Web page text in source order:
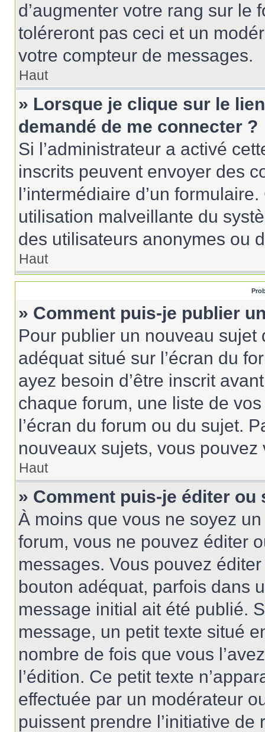
d’augmenter votre rang sur le
toléreront pas ceci et un
votre compteur de messages.
Haut
» Lorsque je clique sur le
demandé de me connecter ?
Si l’administrateur a activé
inscrits peuvent envoyer des
l’intermédiaire d’un
utilisation malveillante du
des utilisateurs anonymes ou
Haut
» Comment puis-je publier
Pour publier un nouveau
adéquat situé sur l’écran du
ayez besoin d’être inscrit
chaque forum, une liste de
l’écran du forum ou du sujet.
nouveaux sujets, vous
Haut
» Comment puis-je éditer
À moins que vous ne soyez
forum, vous ne pouvez éditer
messages. Vous pouvez
bouton adéquat, parfois dans
message initial ait été publié.
message, un petit texte situé
nombre de fois que vous
l’édition. Ce petit texte
effectuée par un modérateur
puissent prendre l’initiative